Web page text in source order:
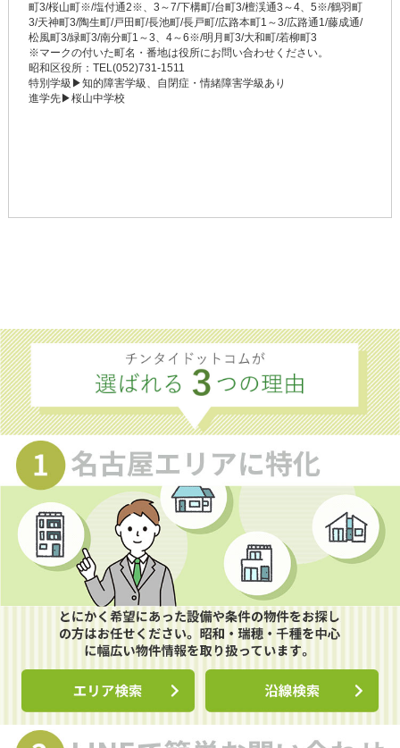
町3/桜山町※/塩付通2※、3～7/下構町/台町3/檀渓通3～4、5※/鶴羽町
3/天神町3/陶生町/戸田町/長池町/長戸町/広路本町1～3/広路通1/藤成通/
松風町3/緑町3/南分町1～3、4～6※/明月町3/大和町/若柳町3
※マークの付いた町名・番地は役所にお問い合わせください。
昭和区役所：TEL(052)731-1511
特別学級▶知的障害学級、自閉症・情緒障害学級あり
進学先▶桜山中学校